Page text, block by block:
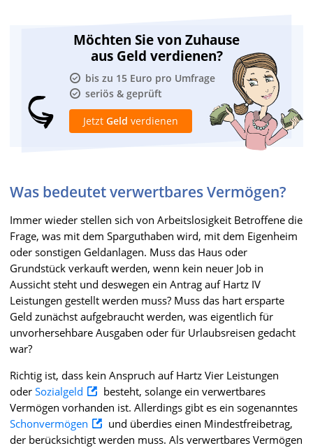
Möchten Sie von Zuhause
aus Geld verdienen?
bis zu 15 Euro pro Umfrage
seriös & geprüft
Jetzt Geld verdienen
Was bedeutet verwertbares Vermögen?
Immer wieder stellen sich von Arbeitslosigkeit Betroffene die
Frage, was mit dem Sparguthaben wird, mit dem Eigenheim
oder sonstigen Geldanlagen. Muss das Haus oder
Grundstück verkauft werden, wenn kein neuer Job in
Aussicht steht und deswegen ein Antrag auf Hartz IV
Leistungen gestellt werden muss? Muss das hart ersparte
Geld zunächst aufgebraucht werden, was eigentlich für
unvorhersehbare Ausgaben oder für Urlaubsreisen gedacht
war?
Richtig ist, dass kein Anspruch auf ­Hartz Vier Leistungen
oder Sozialgeld
besteht, solange ein verwertbares
Vermögen vorhanden ist. Allerdings gibt es ein sogenanntes
Schonvermögen
und überdies einen Mindestfreibetrag,
der berücksichtigt werden muss. Als verwertbares Vermögen